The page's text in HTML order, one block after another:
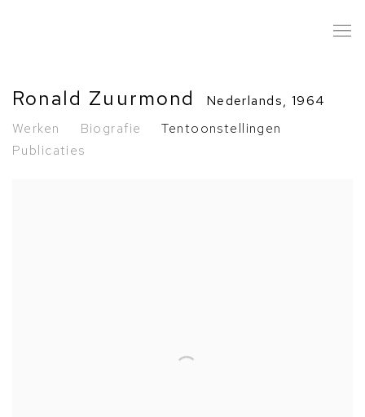
Ronald Zuurmond Nederlands, 1964
Werken
Biografie
Tentoonstellingen
Publicaties